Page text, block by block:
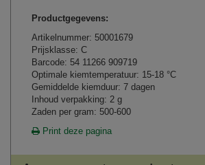
Productgegevens:
Artikelnummer: 50001679
Prijsklasse: C
Barcode: 54 11266 909719
Optimale kiemtemperatuur: 15-18 °C
Gemiddelde kiemduur: 7 dagen
Inhoud verpakking: 2 g
Zaden per gram: 500-600
Print deze pagina